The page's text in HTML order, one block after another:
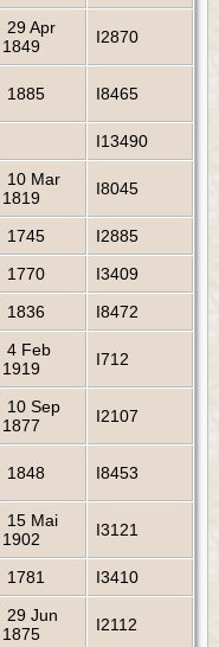
29 Apr
1849
I2870
1885 I8465
I13490
10 Mar
1819
I8045
1745
I2885
1770
I3409
1836 I8472
4 Feb
1919
I712
10 Sep
1877
I2107
1848 I8453
15 Mai
1902
I3121
1781 I3410
29 Jun
1875
I2112